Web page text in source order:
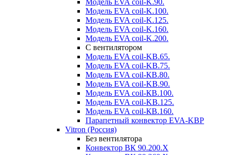
Модель EVA coil-K.90.
Модель EVA coil-K.100.
Модель EVA coil-K.125.
Модель EVA coil-K.160.
Модель EVA coil-K.200.
С вентилятором
Модель EVA coil-KВ.65.
Модель EVA coil-KВ.75.
Модель EVA coil-КВ.80.
Модель EVA coil-KВ.90.
Модель EVA coil-КВ.100.
Модель EVA coil-KВ.125.
Модель EVA coil-КВ.160.
Парапетный конвектор EVA-KВР
Vitron (Россия)
Без вентилятора
Конвектор ВК 90.200.X